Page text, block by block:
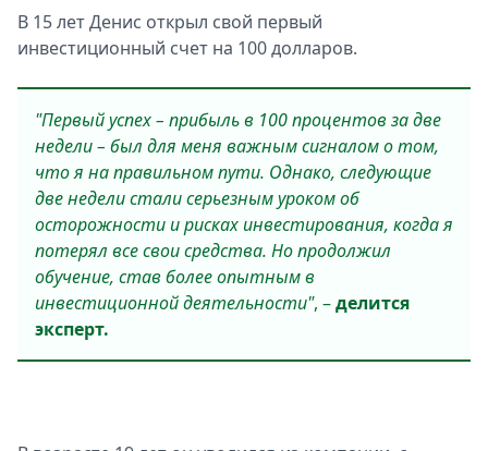
В 15 лет Денис открыл свой первый
инвестиционный счет на 100 долларов.
"Первый успех – прибыль в 100 процентов за две
недели – был для меня важным сигналом о том,
что я на правильном пути. Однако, следующие
две недели стали серьезным уроком об
осторожности и рисках инвестирования, когда я
потерял все свои средства. Но продолжил
обучение, став более опытным в
инвестиционной деятельности", –делится
эксперт.